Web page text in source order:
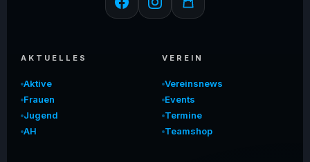
AKTUELLES
Aktive
Frauen
Jugend
AH
VEREIN
Vereinsnews
Events
Termine
Teamshop